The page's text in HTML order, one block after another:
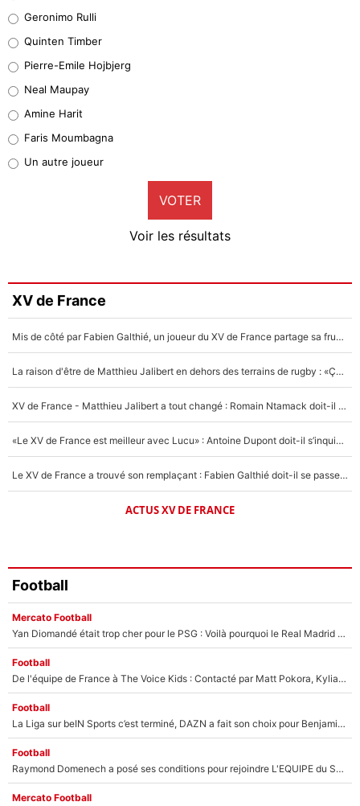
32%
5%
1%
9%
Faris Moumbagna
4%
Un autre joueur
5%
Geronimo Rulli
Quinten Timber
Pierre-Emile Hojbjerg
Neal Maupay
Amine Harit
Faris Moumbagna
Un autre joueur
VOTER
Voir les résultats
XV de France
Mis de côté par Fabien Galthié, un joueur du XV de France partage sa frustration : «ils ne me l’ont pas dit tout de suite»
La raison d'être de Matthieu Jalibert en dehors des terrains de rugby : «Ça m'atteint autant que si tu touches à un membre de ma famille»
XV de France - Matthieu Jalibert a tout changé : Romain Ntamack doit-il s’inquiéter pour sa place à un an de la Coupe du monde ?
«Le XV de France est meilleur avec Lucu» : Antoine Dupont doit-il s’inquiéter pour sa place ?
Le XV de France a trouvé son remplaçant : Fabien Galthié doit-il se passer d'Antoine Dupont ?
ACTUS XV DE FRANCE
Football
Mercato Football
Yan Diomandé était trop cher pour le PSG : Voilà pourquoi le Real Madrid a accepté de payer la somme record de 140M€ pour boucler son transfert !
Football
De l'équipe de France à The Voice Kids : Contacté par Matt Pokora, Kylian Mbappé a accepté de jouer un rôle inédit sur TF1 !
Football
La Liga sur beIN Sports c’est terminé, DAZN a fait son choix pour Benjamin Da Silva et Omar Da Fonseca !
Football
Raymond Domenech a posé ses conditions pour rejoindre L'EQUIPE du Soir : Il refuse de faire l'émission avec un autre chroniqueur !
Mercato Football